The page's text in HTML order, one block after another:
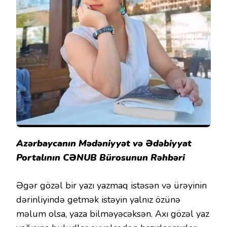
Azərbaycanın Mədəniyyət və Ədəbiyyat
Portalının CƏNUB Bürosunun Rəhbəri
Əgər gözəl bir yazı yazmaq istəsən və ürəyinin
dərinliyində getmək istəyin yalnız özünə
məlum olsa, yaza bilməyəcəksən. Axı gözəl yaz